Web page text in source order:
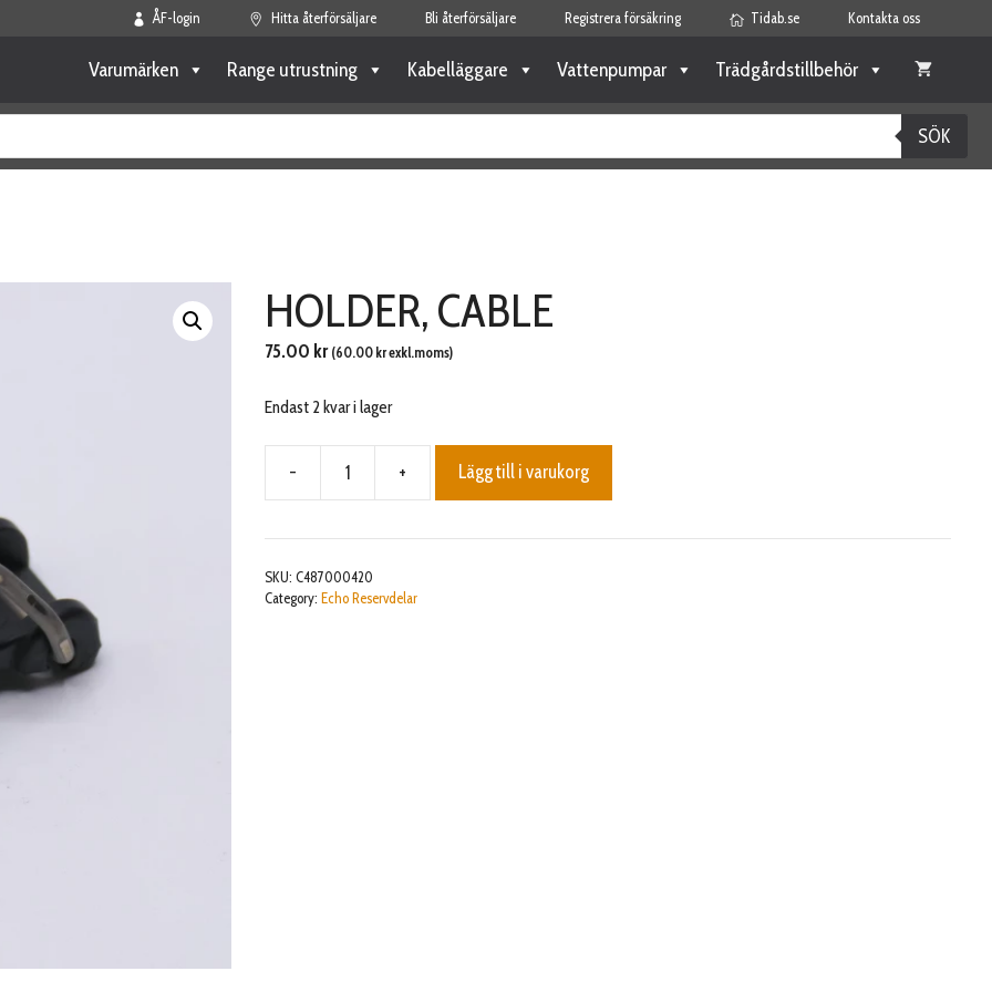
ÅF-login Hitta återförsäljare Bli återförsäljare Registrera försäkring Tidab.se Kontakta oss
Varumärken Range utrustning Kabelläggare Vattenpumpar Trädgårdstillbehör
SÖK
HOLDER, CABLE
75.00 kr (60.00 krexkl.moms)
Endast 2 kvar i lager
-
mängd
+ Lägg till i varukorg
SKU: C487000420
Category: Echo Reservdelar